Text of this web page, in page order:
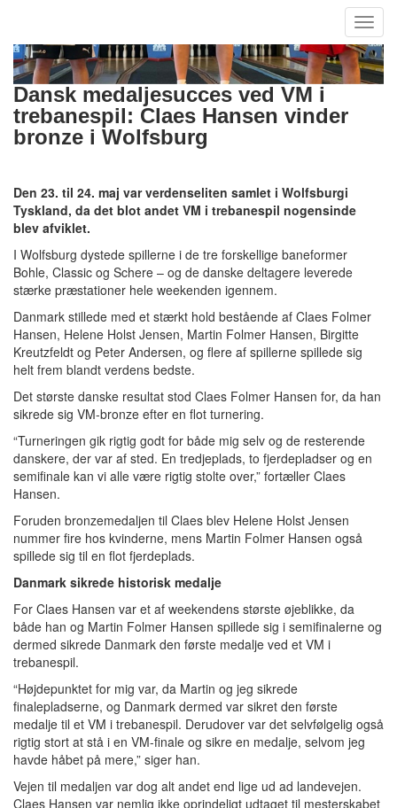
Dansk medaljesucces ved VM i
trebanespil: Claes Hansen vinder
bronze i Wolfsburg
Den 23. til 24. maj var verdenseliten samlet i Wolfsburgi
Tyskland, da det blot andet VM i trebanespil nogensinde
blev afviklet.
I Wolfsburg dystede spillerne i de tre forskellige baneformer
Bohle, Classic og Schere – og de danske deltagere leverede
stærke præstationer hele weekenden igennem.
Danmark stillede med et stærkt hold bestående af Claes Folmer
Hansen, Helene Holst Jensen, Martin Folmer Hansen, Birgitte
Kreutzfeldt og Peter Andersen, og flere af spillerne spillede sig
helt frem blandt verdens bedste.
Det største danske resultat stod Claes Folmer Hansen for, da han
sikrede sig VM-bronze efter en flot turnering.
“Turneringen gik rigtig godt for både mig selv og de resterende
danskere, der var af sted. En tredjeplads, to fjerdepladser og en
semifinale kan vi alle være rigtig stolte over,” fortæller Claes
Hansen.
Foruden bronzemedaljen til Claes blev Helene Holst Jensen
nummer fire hos kvinderne, mens Martin Folmer Hansen også
spillede sig til en flot fjerdeplads.
Danmark sikrede historisk medalje
For Claes Hansen var et af weekendens største øjeblikke, da
både han og Martin Folmer Hansen spillede sig i semifinalerne og
dermed sikrede Danmark den første medalje ved et VM i
trebanespil.
“Højdepunktet for mig var, da Martin og jeg sikrede
finalepladserne, og Danmark dermed var sikret den første
medalje til et VM i trebanespil. Derudover var det selvfølgelig også
rigtig stort at stå i en VM-finale og sikre en medalje, selvom jeg
havde håbet på mere,” siger han.
Vejen til medaljen var dog alt andet end lige ud ad landevejen.
Claes Hansen var nemlig ikke oprindeligt udtaget til mesterskabet